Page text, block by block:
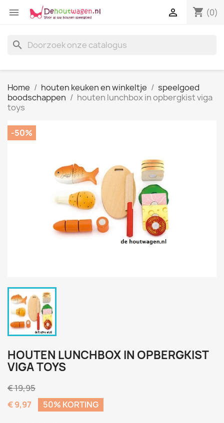
 shopping_cart (0)

search
Home houten keuken en winkeltje
speelgoed
boodschappen
houten lunchbox in opbergkist viga
toys
-50%
HOUTEN LUNCHBOX IN OPBERGKIST
VIGA TOYS
€ 19,95
€ 9,97
50% KORTING